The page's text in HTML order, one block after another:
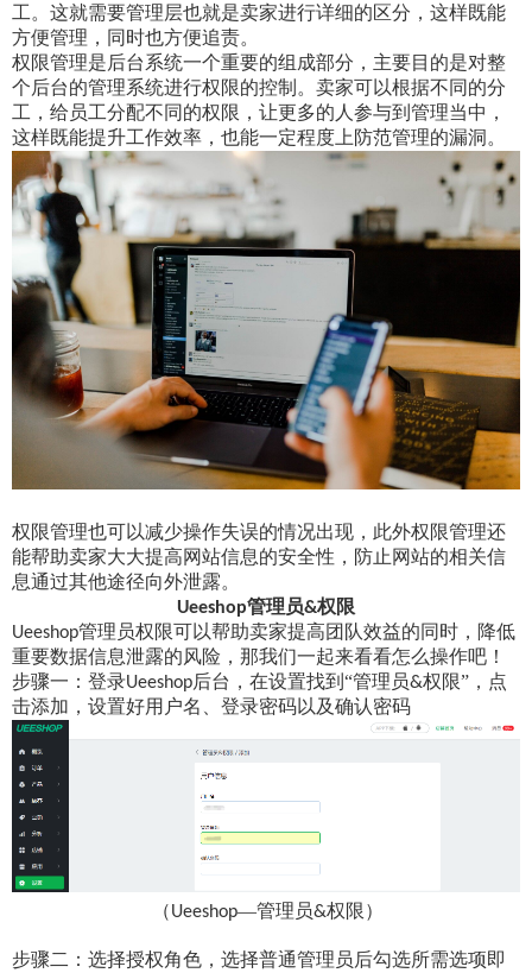
工。这就需要管理层也就是卖家进行详细的区分，这样既能
方便管理，同时也方便追责。
权限管理是后台系统一个重要的组成部分，主要目的是对整
个后台的管理系统进行权限的控制。卖家可以根据不同的分
工，给员工分配不同的权限，让更多的人参与到管理当中，
这样既能提升工作效率，也能一定程度上防范管理的漏洞。
权限管理也可以减少操作失误的情况出现，此外权限管理还
能帮助卖家大大提高网站信息的安全性，防止网站的相关信
息通过其他途径向外泄露。
Ueeshop管理员&权限
Ueeshop管理员权限可以帮助卖家提高团队效益的同时，降低
重要数据信息泄露的风险，那我们一起来看看怎么操作吧！
步骤一：登录Ueeshop后台，在设置找到“管理员&权限”，点
击添加，设置好用户名、登录密码以及确认密码
（Ueeshop—管理员&权限）
步骤二：选择授权角色，选择普通管理员后勾选所需选项即